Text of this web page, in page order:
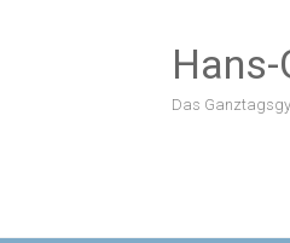
Das